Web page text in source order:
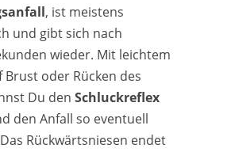
, ist meistens
und gibt sich nach
wieder. Mit leichtem
Brust oder Rücken des
Du den Schluckreflex
den Anfall so eventuell
Rückwärtsniesen endet